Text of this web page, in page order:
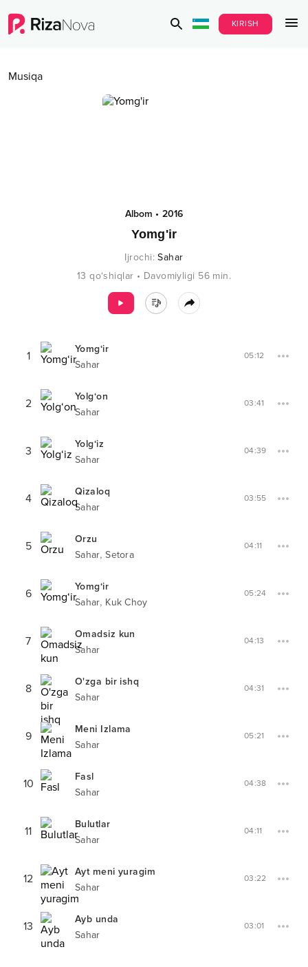
KIRISH
Musiqa
Albom • 2016
Yomg'ir
Ijrochi:Sahar
13 qo‘shiqlar • Davomiyligi 56 min.
1
Yomg‘ir
Sahar
05:12
2
Yolg‘on
Sahar
03:41
3
Yolg‘iz
Sahar
04:39
4
Qizaloq
Sahar
03:55
5
Orzu
Sahar,Setora
04:11
6
Yomg‘ir
Sahar, Kuk Choy
05:24
7
Omadsiz kun
Sahar
04:13
8
O'zga bir ishq
Sahar
04:31
9
Meni Izlama
Sahar
05:21
10
Fasl
Sahar
04:38
11
Bulutlar
Sahar
04:11
12
Ayt meni yuragim
Sahar
03:22
13
Ayb unda
Sahar
03:01